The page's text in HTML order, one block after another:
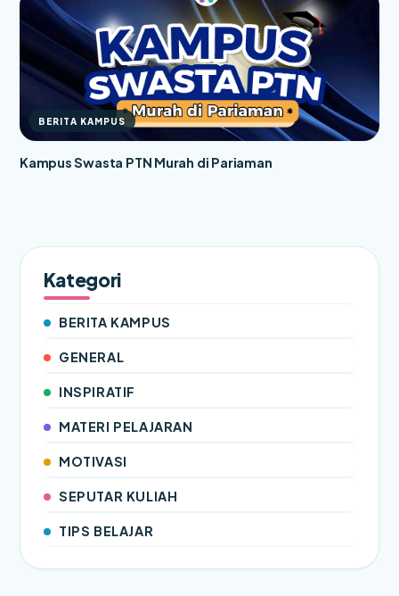
BERITA KAMPUS
Kampus Swasta PTN Murah di Pariaman
Kategori
BERITA KAMPUS
GENERAL
INSPIRATIF
MATERI PELAJARAN
MOTIVASI
SEPUTAR KULIAH
TIPS BELAJAR